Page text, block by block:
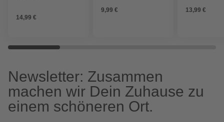
14,99 €
9,99 € 13,99 €
Newsletter: Zusammen
machen wir Dein Zuhause zu
einem schöneren Ort.